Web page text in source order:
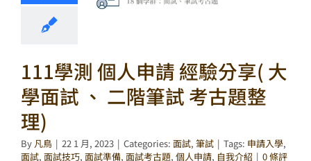
111學測 個人申請 經驗分享( 大
學面試 、 二階筆試 考古題整
理)
By 凡鳥 | 22 1 月, 2023 | Categories: 面試, 筆試 | Tags: 申請入學,
面試, 面試技巧, 面試準備, 面試考古題, 個人申請, 自我介紹 | 0 條評